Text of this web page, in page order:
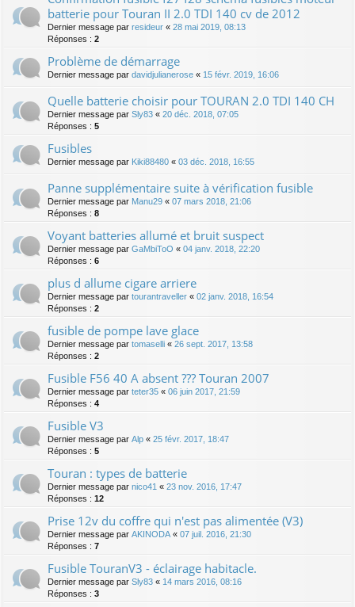
batterie pour Touran II 2.0 TDI 140 cv de 2012
Dernier message par resideur « 28 mai 2019, 08:13
Réponses : 2
Problème de démarrage
Dernier message par davidjulianerose « 15 févr. 2019, 16:06
Quelle batterie choisir pour TOURAN 2.0 TDI 140 CH
Dernier message par Sly83 « 20 déc. 2018, 07:05
Réponses : 5
Fusibles
Dernier message par Kiki88480 « 03 déc. 2018, 16:55
Panne supplémentaire suite à vérification fusible
Dernier message par Manu29 « 07 mars 2018, 21:06
Réponses : 8
Voyant batteries allumé et bruit suspect
Dernier message par GaMbiToO « 04 janv. 2018, 22:20
Réponses : 6
plus d allume cigare arriere
Dernier message par tourantraveller « 02 janv. 2018, 16:54
Réponses : 2
fusible de pompe lave glace
Dernier message par tomaselli « 26 sept. 2017, 13:58
Réponses : 2
Fusible F56 40 A absent ??? Touran 2007
Dernier message par teter35 « 06 juin 2017, 21:59
Réponses : 4
Fusible V3
Dernier message par Alp « 25 févr. 2017, 18:47
Réponses : 5
Touran : types de batterie
Dernier message par nico41 « 23 nov. 2016, 17:47
Réponses : 12
Prise 12v du coffre qui n'est pas alimentée (V3)
Dernier message par AKINODA « 07 juil. 2016, 21:30
Réponses : 7
Fusible TouranV3 - éclairage habitacle.
Dernier message par Sly83 « 14 mars 2016, 08:16
Réponses : 3